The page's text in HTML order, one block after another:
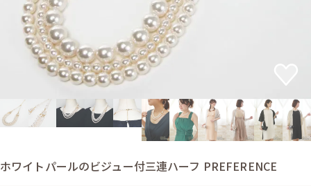
ホワイトパールのビジュー付三連ハーフ PREFERENCE